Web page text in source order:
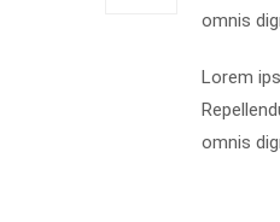
omnis
Lorem
omnis